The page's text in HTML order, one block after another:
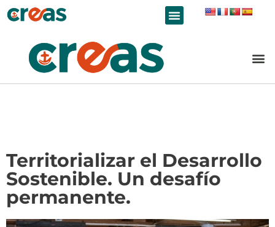
Territorializar el Desarrollo
Sostenible. Un desafío
permanente.